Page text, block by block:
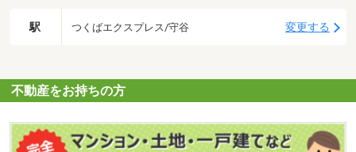
駅 つくばエクスプレス/守谷 変更する
不動産をお持ちの方